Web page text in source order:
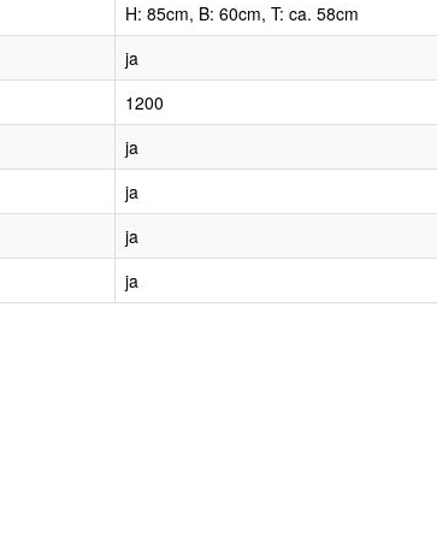
H: 85cm, B: 60cm, T: ca. 58cm
ja
1200
ja
ja
ja
ja